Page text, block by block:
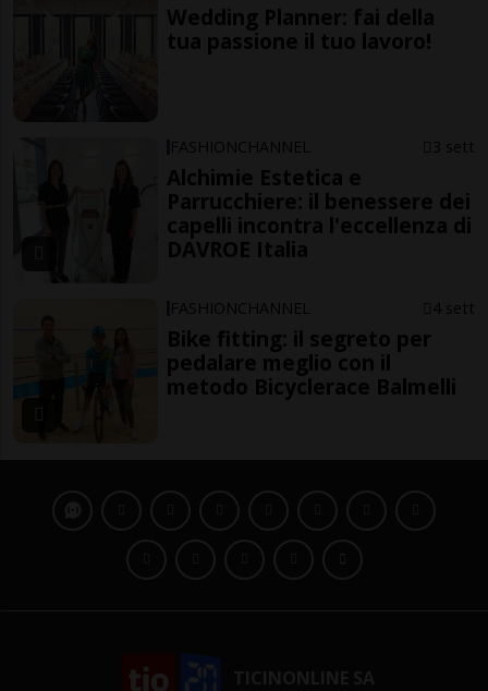
Wedding Planner: fai della
tua passione il tuo lavoro!
FASHIONCHANNEL 3 sett
Alchimie Estetica e
Parrucchiere: il benessere dei
capelli incontra l'eccellenza di
DAVROE Italia
FASHIONCHANNEL 4 sett
Bike fitting: il segreto per
pedalare meglio con il
metodo Bicyclerace Balmelli